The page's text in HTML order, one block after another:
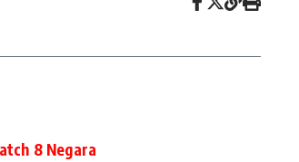
8 Negara